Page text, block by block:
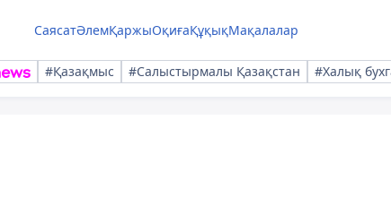
СаясатӘлемҚаржыОқиғаҚұқықМақалалар
#Қазақмыс #Салыстырмалы Қазақстан #Халық